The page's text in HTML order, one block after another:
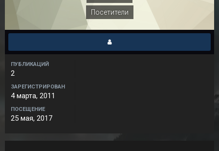
Посетители
ПУБЛИКАЦИЙ
2
ЗАРЕГИСТРИРОВАН
4 марта, 2011
ПОСЕЩЕНИЕ
25 мая, 2017